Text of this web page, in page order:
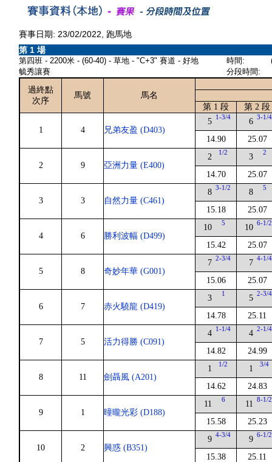
賽事日期: 23/02/2022, 跑馬地
第 1 場
第四班 - 2200米 - (60-40) - 草地 - "C+3" 賽道 - 好地
毓秀讓賽
時間:
分段時間:
過終點
次序
馬號
馬名
第 1 段
第 2 段
1 4 兄弟友盈 (D403)
5 1-3/4
14.90
6 3-1/4
25.07
2 9 亞洲力量 (E400)
2 1/2
14.70
3 2
25.07
3 3 自然力量 (C461)
8 3-1/2
15.18
8 5
25.07
4 6 勝利波幅 (D499)
10 5
15.42
10 6-1/2
25.07
5 8 奇妙年華 (G001)
7 2-3/4
15.06
7 4-1/4
25.07
6 7 赤火驍龍 (D419)
3 1
14.78
5 2-3/4
25.11
7 5 活力得勝 (C091)
4 1-1/4
14.82
4 2-1/4
24.99
8 11 劍聶風 (A201)
1 1/2
14.62
1 3/4
24.83
9 1 曈曨光彩 (D188)
11 6
15.58
11 8-1/2
25.23
10 2 興惑 (B351)
9 4-3/4
15.38
9 6-1/2
25.11